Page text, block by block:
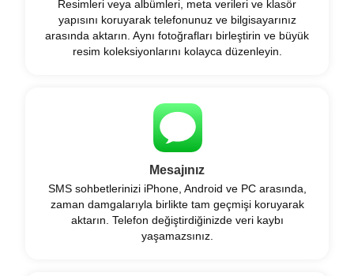
Resimleri veya albümleri, meta verileri ve klasör
yapısını koruyarak telefonunuz ve bilgisayarınız
arasında aktarın. Aynı fotoğrafları birleştirin ve büyük
resim koleksiyonlarını kolayca düzenleyin.
Mesajınız
SMS sohbetlerinizi iPhone, Android ve PC arasında,
zaman damgalarıyla birlikte tam geçmişi koruyarak
aktarın. Telefon değiştirdiğinizde veri kaybı
yaşamazsınız.